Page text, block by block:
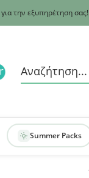
για την εξυπηρέτηση σας!
Summer Packs